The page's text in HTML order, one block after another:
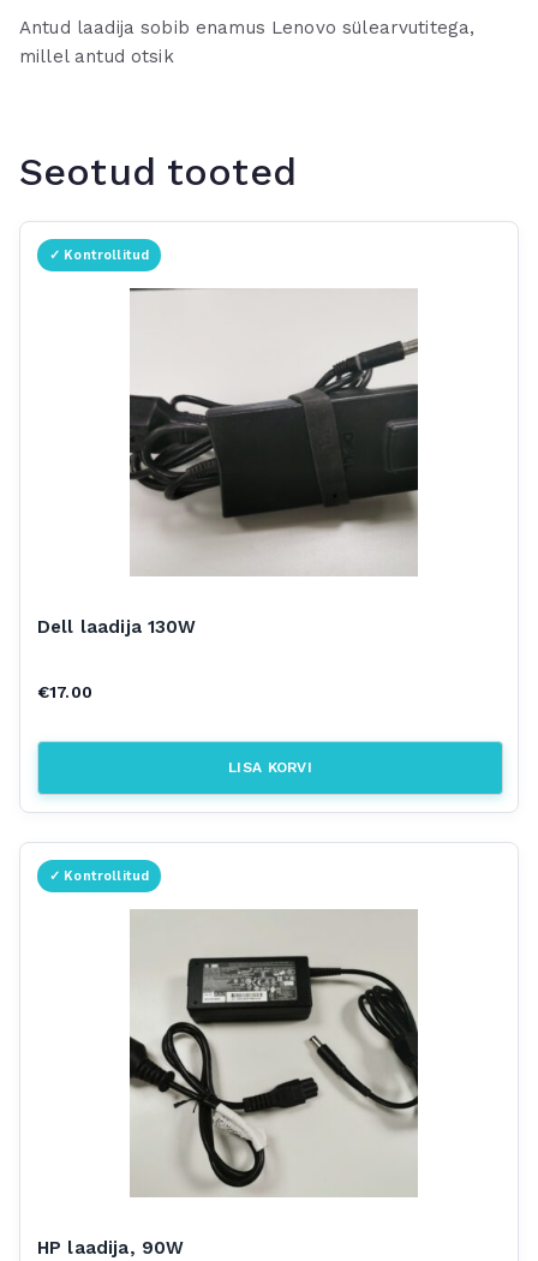
Antud laadija sobib enamus Lenovo sülearvutitega,
millel antud otsik
Seotud tooted
Dell laadija 130W
€17.00
LISA KORVI
HP laadija, 90W